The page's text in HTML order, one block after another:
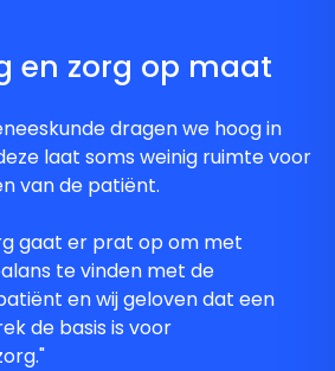
en zorg op maat
dragen we hoog in
laat soms weinig ruimte voor
van de patiënt.
gaat er prat op om met
te vinden met de
en wij geloven dat een
de basis is voor